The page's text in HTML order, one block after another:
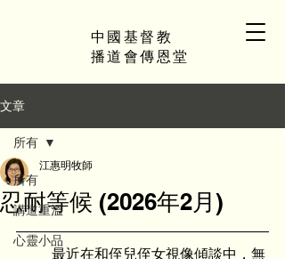
中國基督教
播道會傳恩堂
文章
所有
講道重溫
心靈小品
所有
忍耐等候 (2026年2月)
江惠明牧師